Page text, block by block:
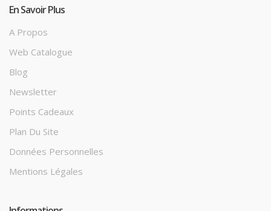
En Savoir Plus
A Propos
Web Catalogue
Blog
Newsletter
Points Cadeaux
Plan Du Site
Données Personnelles
Mentions Légales